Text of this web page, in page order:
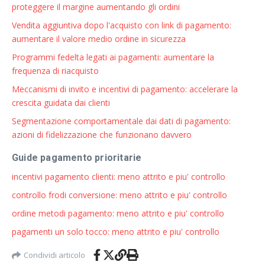
proteggere il margine aumentando gli ordini
Vendita aggiuntiva dopo l'acquisto con link di pagamento:
aumentare il valore medio ordine in sicurezza
Programmi fedelta legati ai pagamenti: aumentare la
frequenza di riacquisto
Meccanismi di invito e incentivi di pagamento: accelerare la
crescita guidata dai clienti
Segmentazione comportamentale dai dati di pagamento:
azioni di fidelizzazione che funzionano davvero
Guide pagamento prioritarie
incentivi pagamento clienti: meno attrito e piu' controllo
controllo frodi conversione: meno attrito e piu' controllo
ordine metodi pagamento: meno attrito e piu' controllo
pagamenti un solo tocco: meno attrito e piu' controllo
Condividi articolo